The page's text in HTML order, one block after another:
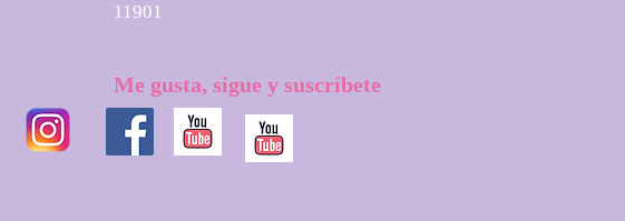
11901
Me gusta, sigue y suscríbete